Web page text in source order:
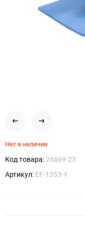
Нет в наличии
Код товара: 26669-23
Артикул: EF-1353-Y